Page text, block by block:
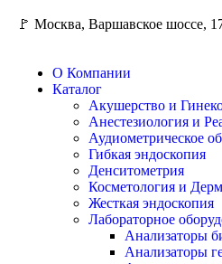
🚩 Москва, Варшавское шоссе,
О Компании
Каталог
Акушерство и
Анестезиология и
Аудиометрическое
Гибкая эндоскопия
Денситометрия
Косметология и
Жесткая эндоскопия
Лабораторное
Анализаторы
Анализаторы